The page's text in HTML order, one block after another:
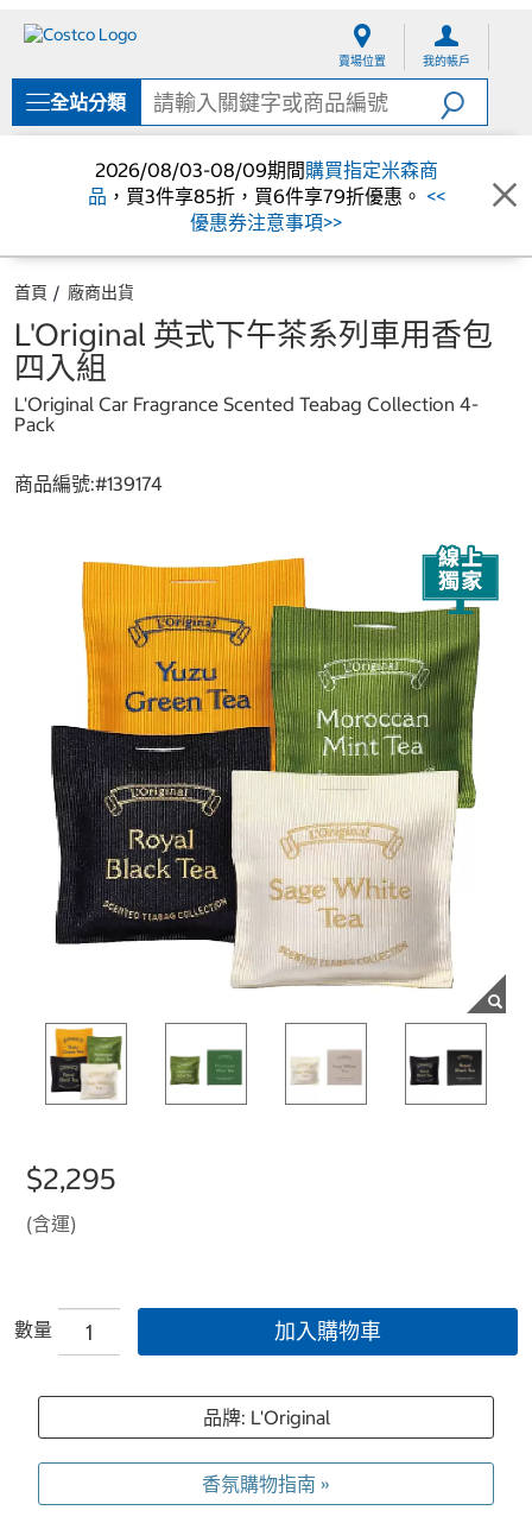
單
賣場位置 我的帳戶
全站分類
2026/08/03-08/09期間購買指定米森商
品 ，買3件享85折，買6件享79折優惠。 <<
優惠券注意事項>>
首頁 廠商出貨
L'Original 英式下午茶系列車用香包
四入組
L'Original Car Fragrance Scented Teabag Collection 4-
Pack
商品編號:#139174
$2,295
(含運)
數量 加入購物車
品牌: L'Original
香氛購物指南 »